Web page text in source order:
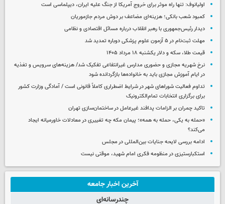
اولیانوف: تنها راه موثر برای خروج آمریکا از جنگ علیه ایران، دیپلماسی است
کمبود شعب بانکی؛ هزینه‌ای مضاعف بر دوش مردم جازموریان
دیدار رئیس‌جمهوری با رهبر انقلاب درباره مسائل اقتصادی و نظامی
مهلت ثبت‌نام در ۵ آزمون علوم پزشکی دوباره تمدید شد
قیمت طلا، سکه و دلار یکشنبه ۱۸ مرداد ۱۴۰۵
نرخ شهریه مجازی و حضوری مدارس غیرانتفاعی تفکیک شد/ هزینه‌های سرویس و تغذیه
در ایام آموزش مجازی باید به خانواده‌ها بازگردانده شود
تداوم فعالیت شوراهای شهر در شرایط اضطراری کاملاً قانونی است / آمادگی وزارت کشور
برای برگزاری انتخابات تمام‌الکترونیک
تاکید چمران بر الزامات پدافند غیرعامل در ساختمان‌سازی تهران
«حمله به یکی، حمله به همه»؛ پیمان مکه چه تغییری در معادلات خاورمیانه ایجاد
می‌کند؟
ادامه بررسی لایحه جنایات بین‌المللی در مجلس
استکبارستیزی در منظومه فکری امام شهید، موقتی نیست
آخرین اخبار جامعه
چندرسانه‌ای